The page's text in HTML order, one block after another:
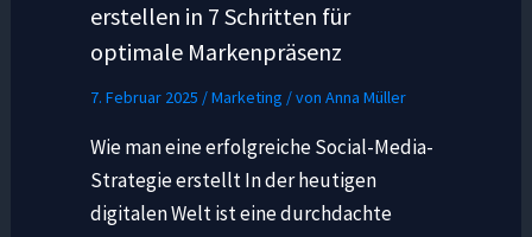
erstellen in 7 Schritten für
optimale Markenpräsenz
7. Februar 2025 /Marketing / von Anna Müller
Wie man eine erfolgreiche Social-Media-
Strategie erstellt In der heutigen
digitalen Welt ist eine durchdachte